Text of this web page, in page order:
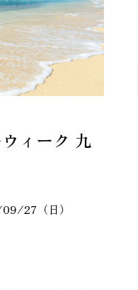
ィーク 九
27（日）